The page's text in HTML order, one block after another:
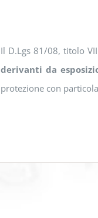
Il D.Lgs 81/08, titolo
derivanti da
protezione con